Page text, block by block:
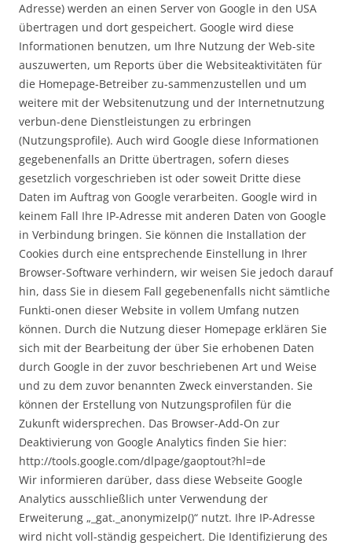
Adresse) werden an einen Server von Google in den USA
übertragen und dort gespeichert. Google wird diese
Informationen benutzen, um Ihre Nutzung der Web-site
auszuwerten, um Reports über die Websiteaktivitäten für
die Homepage-Betreiber zu-sammenzustellen und um
weitere mit der Websitenutzung und der Internetnutzung
verbun-dene Dienstleistungen zu erbringen
(Nutzungsprofile). Auch wird Google diese Informationen
gegebenenfalls an Dritte übertragen, sofern dieses
gesetzlich vorgeschrieben ist oder soweit Dritte diese
Daten im Auftrag von Google verarbeiten. Google wird in
keinem Fall Ihre IP-Adresse mit anderen Daten von Google
in Verbindung bringen. Sie können die Installation der
Cookies durch eine entsprechende Einstellung in Ihrer
Browser-Software verhindern, wir weisen Sie jedoch darauf
hin, dass Sie in diesem Fall gegebenenfalls nicht sämtliche
Funkti-onen dieser Website in vollem Umfang nutzen
können. Durch die Nutzung dieser Homepage erklären Sie
sich mit der Bearbeitung der über Sie erhobenen Daten
durch Google in der zuvor beschriebenen Art und Weise
und zu dem zuvor benannten Zweck einverstanden. Sie
können der Erstellung von Nutzungsprofilen für die
Zukunft widersprechen. Das Browser-Add-On zur
Deaktivierung von Google Analytics finden Sie hier:
http://tools.google.com/dlpage/gaoptout?hl=de
Wir informieren darüber, dass diese Webseite Google
Analytics ausschließlich unter Verwendung der
Erweiterung „_gat._anonymizeIp()“ nutzt. Ihre IP-Adresse
wird nicht voll-ständig gespeichert. Die Identifizierung des